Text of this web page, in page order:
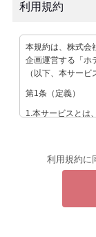
利用規約
本規約は、株式会
企画運営する「ホ
（以下、本サー
第1条（定義）
1.本サービスとは
2.ユーザーとは、
第2条（禁止事項）
ユーザーは、以
1.虚偽の情報を登
利用規約に